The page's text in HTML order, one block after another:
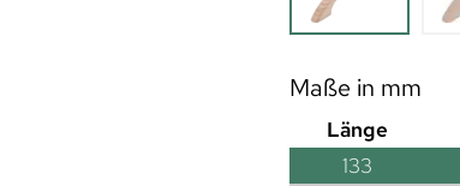
Maße in mm
Länge
133